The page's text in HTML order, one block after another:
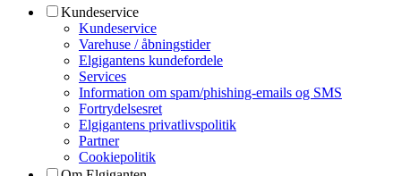
Kundeservice
Kundeservice
Varehuse / åbningstider
Elgigantens kundefordele
Services
Information om spam/phishing-emails og SMS
Fortrydelsesret
Elgigantens privatlivspolitik
Partner
Cookiepolitik